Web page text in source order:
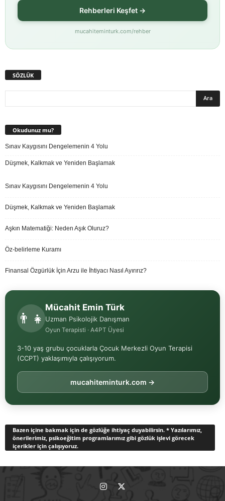
Rehberleri Keşfet →
mucahiteminturk.com/rehber
SÖZLÜK
Okudunuz mu?
Sınav Kaygısını Dengelemenin 4 Yolu
Düşmek, Kalkmak ve Yeniden Başlamak
Sınav Kaygısını Dengelemenin 4 Yolu
Düşmek, Kalkmak ve Yeniden Başlamak
Aşkın Matematiği: Neden Aşık Oluruz?
Öz-belirleme Kuramı
Finansal Özgürlük İçin Arzu ile İhtiyacı Nasıl Ayırırız?
👨‍👧
Mücahit Emin Türk
Uzman Psikolojik Danışman
Oyun Terapisti · A4PT Üyesi
3-10 yaş grubu çocuklarla Çocuk Merkezli Oyun Terapisi
(CCPT) yaklaşımıyla çalışıyorum.
mucahiteminturk.com →
Bazen içine bakmak için de gözlüğe ihtiyaç duyabilirsin. * Yazılarımız,
önerilerimiz, psikoeğitim programlarımız gibi gözlük işlevi görecek
içerikler için çalışıyoruz.